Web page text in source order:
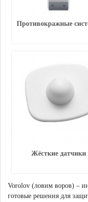
Противокражные
Жёсткие датчики
Vorolov (ловим воров) –
готовые решения для